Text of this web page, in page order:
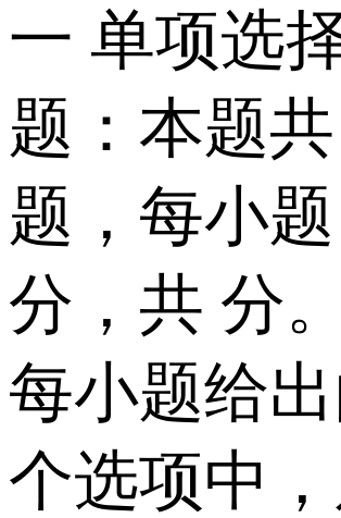
一 单项选
题：本题
题，每小题
分，共 分
每小题给
个选项中